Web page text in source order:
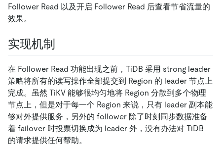
Follower Read 以及开启 Follower Read 后查看节省流量的
效果。
实现机制
在 Follower Read 功能出现之前，TiDB 采用 strong leader
策略将所有的读写操作全部提交到 Region 的 leader 节点上
完成。虽然 TiKV 能够很均匀地将 Region 分散到多个物理
节点上，但是对于每一个 Region 来说，只有 leader 副本能
够对外提供服务，另外的 follower 除了时刻同步数据准备
着 failover 时投票切换成为 leader 外，没有办法对 TiDB
的请求提供任何帮助。